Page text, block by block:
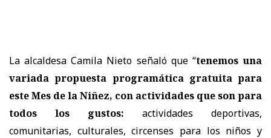
La alcaldesa Camila Nieto señaló que “tenemos una
variada propuesta programática gratuita para
este Mes de la Niñez, con actividades que son para
todos los gustos:
actividades deportivas,
comunitarias, culturales, circenses para los niños y